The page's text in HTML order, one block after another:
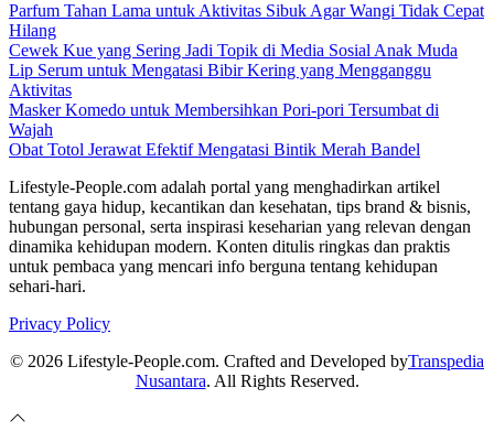
Parfum Tahan Lama untuk Aktivitas Sibuk Agar Wangi Tidak Cepat
Hilang
Cewek Kue yang Sering Jadi Topik di Media Sosial Anak Muda
Lip Serum untuk Mengatasi Bibir Kering yang Mengganggu
Aktivitas
Masker Komedo untuk Membersihkan Pori-pori Tersumbat di
Wajah
Obat Totol Jerawat Efektif Mengatasi Bintik Merah Bandel
Lifestyle-People.com adalah portal yang menghadirkan artikel
tentang gaya hidup, kecantikan dan kesehatan, tips brand & bisnis,
hubungan personal, serta inspirasi keseharian yang relevan dengan
dinamika kehidupan modern. Konten ditulis ringkas dan praktis
untuk pembaca yang mencari info berguna tentang kehidupan
sehari-hari.
Privacy Policy
© 2026 Lifestyle-People.com. Crafted and Developed byTranspedia
Nusantara. All Rights Reserved.